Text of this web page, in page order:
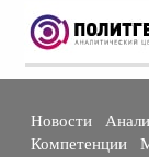
Новости
Компетенции